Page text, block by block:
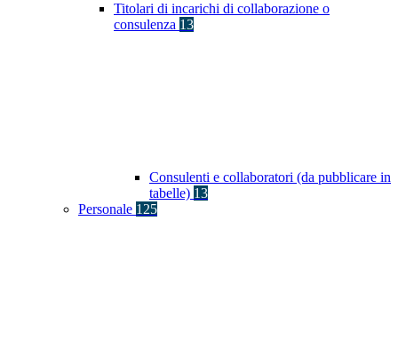
Titolari di incarichi di collaborazione o
consulenza 13
Consulenti e collaboratori (da pubblicare in
tabelle) 13
Personale 125